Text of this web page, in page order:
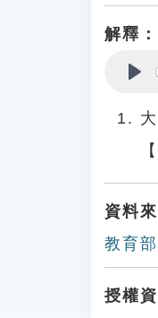
解釋：
資料來
教育
授權資